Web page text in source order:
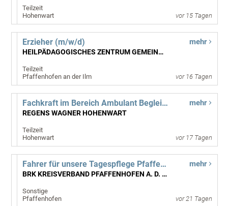
Teilzeit
Hohenwart
vor 15 Tagen
Erzieher (m/w/d)
HEILPÄDAGOGISCHES ZENTRUM GEMEINNÜTZIGE GMBH
Teilzeit
Pfaffenhofen an der Ilm
mehr
vor 16 Tagen
Fachkraft im Bereich Ambulant Begleitetes Wohnen (m/w/d)
REGENS WAGNER HOHENWART
Teilzeit
Hohenwart
mehr
vor 17 Tagen
Fahrer für unsere Tagespflege Pfaffenhofen(m/w/d)
BRK KREISVERBAND PFAFFENHOFEN A. D. ILM
Sonstige
Pfaffenhofen
mehr
vor 21 Tagen